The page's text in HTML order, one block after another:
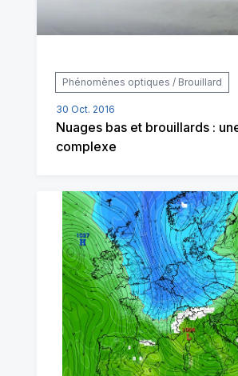
Phénomènes optiques / Brouillard
30 Oct. 2016
Nuages bas et brouillards :
complexe